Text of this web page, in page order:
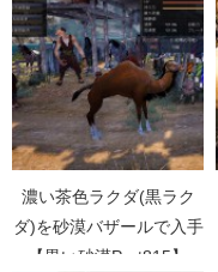
濃い茶色ラクダ(黒ラク
ダ)を砂漠バザールで入手
【黒い砂漠Part815】